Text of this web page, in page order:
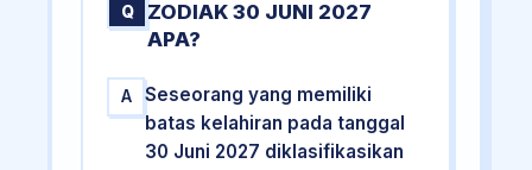
Q
ZODIAK 30 JUNI 2027
APA?
A
Seseorang yang memiliki
batas kelahiran pada tanggal
30 Juni 2027 diklasifikasikan